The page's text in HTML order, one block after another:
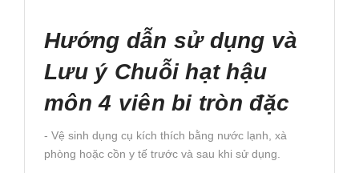
Hướng dẫn sử dụng và
Lưu ý Chuỗi hạt hậu
môn 4 viên bi tròn đặc
- Vệ sinh dụng cụ kích thích bằng nước lạnh, xà
phòng hoặc cồn y tế trước và sau khi sử dụng.